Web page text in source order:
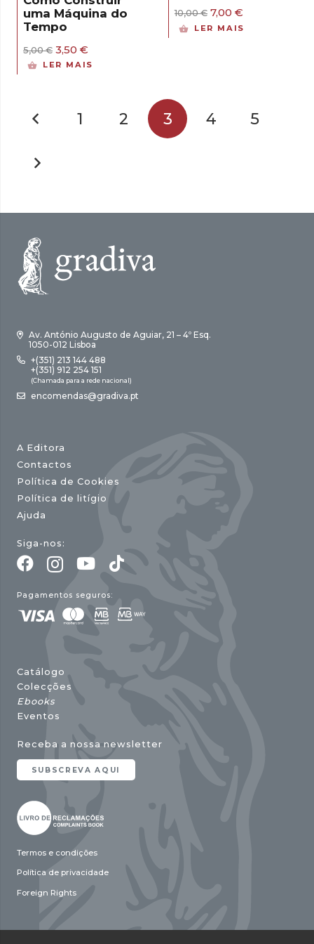
uma Máquina do
Tempo
5,00€ O
preço
3,50 €
preço
LER MAIS
10,00€ O
preço
original
7,00 €
LER MAIS
1 2 3 4 5
Av. António Augusto de Aguiar, 21 – 4º Esq.
1050-012 Lisboa
+(351) 213 144 488
+(351) 912 254 151
(Chamada para a rede nacional)
encomendas@gradiva.pt
A Editora
Contactos
Política de Cookies
Política de litígio
Ajuda
Siga-nos:
Pagamentos seguros:
Catálogo
Colecções
Ebooks
Eventos
Receba a nossa newsletter
SUBSCREVA AQUI
Termos e condições
Política de privacidade
Foreign Rights